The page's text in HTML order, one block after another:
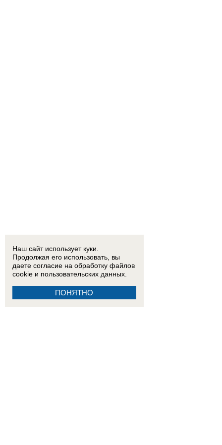
Наш сайт использует куки.
Продолжая его использовать, вы
даете согласие на обработку файлов
cookie и пользовательских данных.
ПОНЯТНО